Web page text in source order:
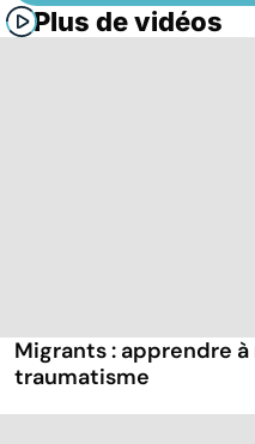
Plus de vidéos
Migrants : apprendre
traumatisme